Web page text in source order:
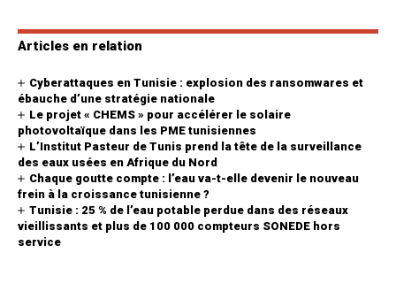
Articles en relation
Cyberattaques en Tunisie : explosion des ransomwares et
ébauche d’une stratégie nationale
Le projet « CHEMS » pour accélérer le solaire
photovoltaïque dans les PME tunisiennes
L’Institut Pasteur de Tunis prend la tête de la surveillance
des eaux usées en Afrique du Nord
Chaque goutte compte : l’eau va-t-elle devenir le nouveau
frein à la croissance tunisienne ?
Tunisie : 25 % de l’eau potable perdue dans des réseaux
vieillissants et plus de 100 000 compteurs SONEDE hors
service